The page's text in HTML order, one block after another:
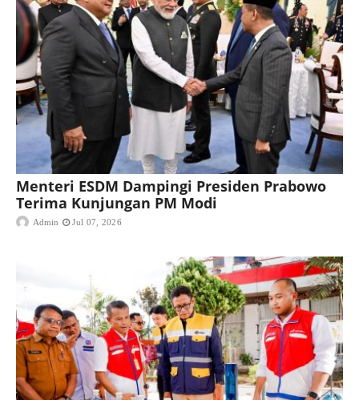
Menteri ESDM Dampingi Presiden Prabowo
Terima Kunjungan PM Modi
Admin Jul 07, 2026